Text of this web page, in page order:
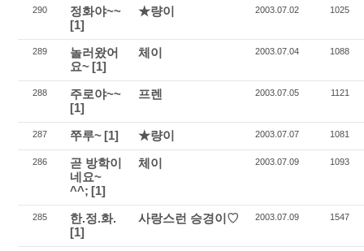
290
정화야~~
[1]
★량이 2003.07.02 1025
289
놀러왔어
요~ [1]
체이 2003.07.04 1088
288
주로야~~
[1]
프렌 2003.07.05 1121
287 쭈루~ [1] ★량이 2003.07.07 1081
286
곧 방학이
네요~
^^; [1]
체이 2003.07.09 1093
285
한.정.화.
[1]
사랑스런 승경이♡ 2003.07.09 1547